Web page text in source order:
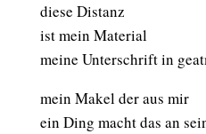
diese Distanz
ist mein Material
meine Unterschrift in
mein Makel der aus mir
ein Ding macht das an